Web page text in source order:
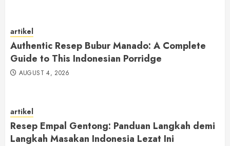
artikel
Authentic Resep Bubur Manado: A Complete
Guide to This Indonesian Porridge
AUGUST 4, 2026
artikel
Resep Empal Gentong: Panduan Langkah demi
Langkah Masakan Indonesia Lezat Ini